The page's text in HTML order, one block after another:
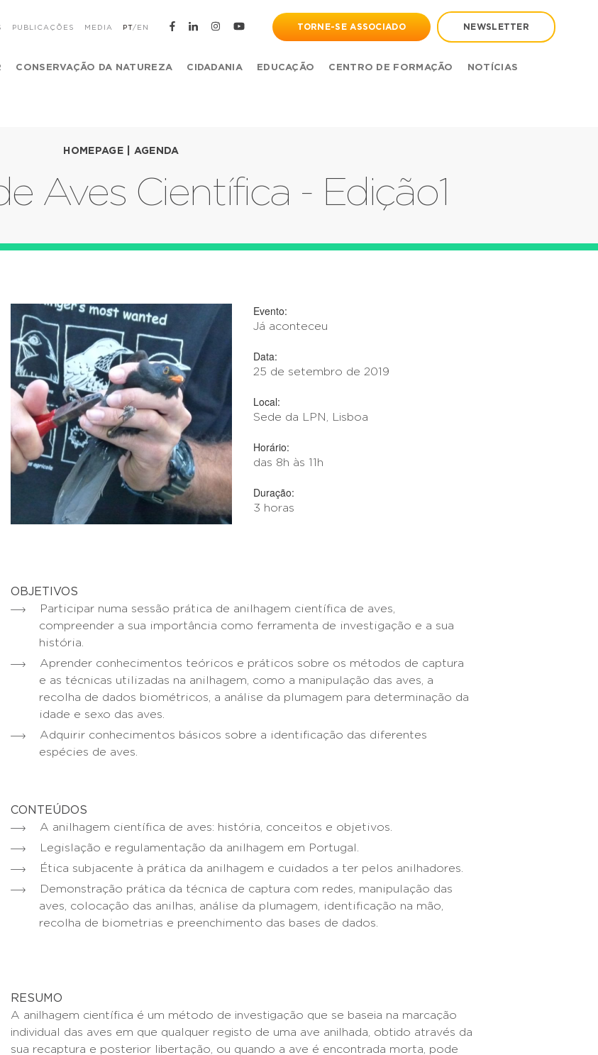
PUBLICAÇÕES MEDIA PT/ EN TORNE-SE ASSOCIADO NEWSLETTER
CONSERVAÇÃO DA NATUREZA CIDADANIA EDUCAÇÃO CENTRO DE FORMAÇÃO NOTÍCIAS
HOMEPAGE| AGENDA
Aves Científica - Edição1
Evento:
Já aconteceu
Data:
25 de setembro de 2019
Local:
Sede da LPN, Lisboa
Horário:
das 8h às 11h
Duração:
3 horas
OBJETIVOS
Participar numa sessão prática de anilhagem científica de aves,
compreender a sua importância como ferramenta de investigação e a sua
história.
Aprender conhecimentos teóricos e práticos sobre os métodos de captura
e as técnicas utilizadas na anilhagem, como a manipulação das aves, a
recolha de dados biométricos, a análise da plumagem para determinação da
idade e sexo das aves.
Adquirir conhecimentos básicos sobre a identificação das diferentes
espécies de aves.
CONTEÚDOS
A anilhagem científica de aves: história, conceitos e objetivos.
Legislação e regulamentação da anilhagem em Portugal.
Ética subjacente à prática da anilhagem e cuidados a ter pelos anilhadores.
Demonstração prática da técnica de captura com redes, manipulação das
aves, colocação das anilhas, análise da plumagem, identificação na mão,
recolha de biometrias e preenchimento das bases de dados.
RESUMO
A anilhagem científica é um método de investigação que se baseia na marcação
individual das aves em que qualquer registo de uma ave anilhada, obtido através da
sua recaptura e posterior libertação, ou quando a ave é encontrada morta, pode